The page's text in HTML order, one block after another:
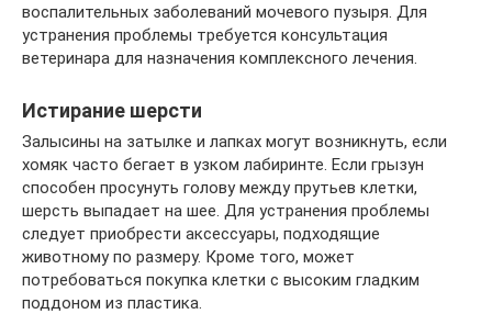
воспалительных заболеваний мочевого пузыря. Для
устранения проблемы требуется консультация
ветеринара для назначения комплексного лечения.
Истирание шерсти
Залысины на затылке и лапках могут возникнуть, если
хомяк часто бегает в узком лабиринте. Если грызун
способен просунуть голову между прутьев клетки,
шерсть выпадает на шее. Для устранения проблемы
следует приобрести аксессуары, подходящие
животному по размеру. Кроме того, может
потребоваться покупка клетки с высоким гладким
поддоном из пластика.